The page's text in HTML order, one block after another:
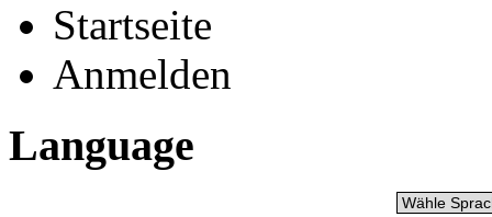
Startseite
Anmelden
Language